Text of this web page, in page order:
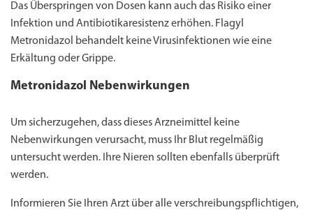
Das Überspringen von Dosen kann auch das Risiko einer
Infektion und Antibiotikaresistenz erhöhen. Flagyl
Metronidazol behandelt keine Virusinfektionen wie eine
Erkältung oder Grippe.
Metronidazol Nebenwirkungen
Um sicherzugehen, dass dieses Arzneimittel keine
Nebenwirkungen verursacht, muss Ihr Blut regelmäßig
untersucht werden. Ihre Nieren sollten ebenfalls überprüft
werden.
Informieren Sie Ihren Arzt über alle verschreibungspflichtigen,